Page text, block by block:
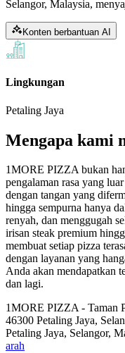
Selangor, Malaysia,
Konten berbantuan AI
Lingkungan
Petaling Jaya
Mengapa kami
1MORE PIZZA bukan
pengalaman rasa yang
dengan tangan yang
hingga sempurna hanya
renyah, dan menggugah
irisan steak premium
membuat setiap pizza
dengan layanan yang
Anda akan mendapatkan
dan lagi.
1MORE PIZZA - Taman
46300 Petaling Jaya,
Petaling Jaya, Selangor,
arah